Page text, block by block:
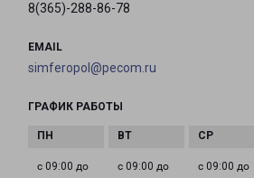
8(365)-288-86-78
EMAIL
simferopol@pecom.ru
ГРАФИК РАБОТЫ
с 09:00 до с 09:00 до с 09:00 до